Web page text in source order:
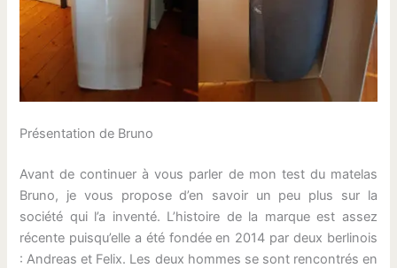
Présentation de Bruno
Avant de continuer à vous parler de mon test du matelas
Bruno, je vous propose d’en savoir un peu plus sur la
société qui l’a inventé. L’histoire de la marque est assez
récente puisqu’elle a été fondée en 2014 par deux berlinois
: Andreas et Felix. Les deux hommes se sont rencontrés en